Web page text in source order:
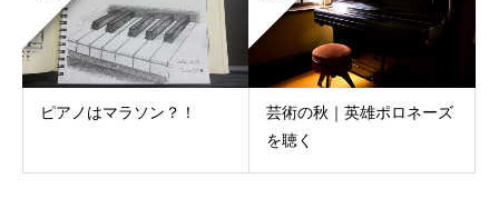
ピアノはマラソン？！
芸術の秋｜英雄ポロネーズ
を聴く